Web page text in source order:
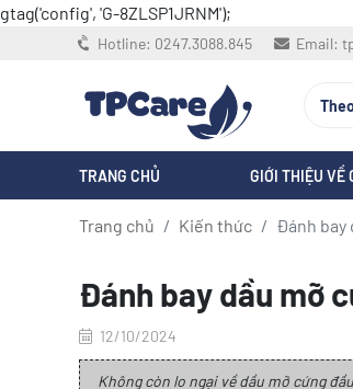
gtag('config', 'G-8ZLSP1JRNM');
Hotline: 0247.3088.845 Email:
TRANG CHỦ GIỚI THIỆU VỀ
Trang chủ Kiến thức Đánh bay
Đánh bay dầu mỡ
12/10/2024
Không còn lo ngại về dầu mỡ cứng